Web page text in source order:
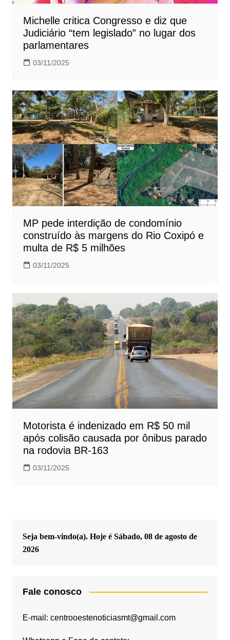
Michelle critica Congresso e diz que
Judiciário “tem legislado” no lugar dos
parlamentares
03/11/2025
MP pede interdição de condomínio
construído às margens do Rio Coxipó e
multa de R$ 5 milhões
03/11/2025
Motorista é indenizado em R$ 50 mil
após colisão causada por ônibus parado
na rodovia BR-163
03/11/2025
Seja bem-vindo(a). Hoje é Sábado, 08 de agosto de
2026
Fale conosco
E-mail: centrooestenoticiasmt@gmail.com